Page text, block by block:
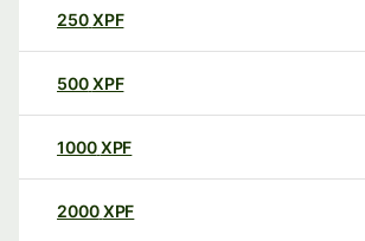
250XPF
500XPF
1000XPF
2000XPF